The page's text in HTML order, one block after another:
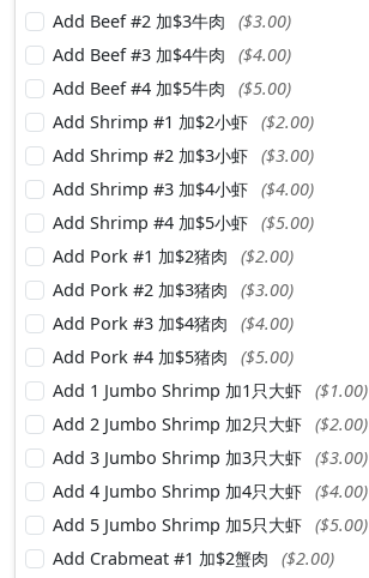
Add Beef #2 加$3牛肉
($3.00)
Add Beef #3 加$4牛肉
($4.00)
Add Beef #4 加$5牛肉
($5.00)
Add Shrimp #1 加$2小虾 ($2.00)
Add Shrimp #2 加$3小虾 ($3.00)
Add Shrimp #3 加$4小虾 ($4.00)
Add Shrimp #4 加$5小虾 ($5.00)
Add Pork #1 加$2猪肉
($2.00)
Add Pork #2 加$3猪肉
($3.00)
Add Pork #3 加$4猪肉
($4.00)
Add Pork #4 加$5猪肉
($5.00)
Add 1 Jumbo Shrimp 加1只大虾 ($1.00)
Add 2 Jumbo Shrimp 加2只大虾 ($2.00)
Add 3 Jumbo Shrimp 加3只大虾 ($3.00)
Add 4 Jumbo Shrimp 加4只大虾 ($4.00)
Add 5 Jumbo Shrimp 加5只大虾 ($5.00)
Add Crabmeat #1 加$2蟹肉
($2.00)